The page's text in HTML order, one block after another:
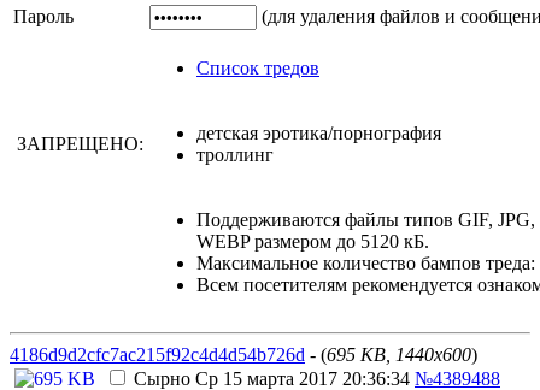
Пароль
(для удаления файлов и
Список тредов
ЗАПРЕЩЕНО:
детская эротика/порнография
троллинг
Поддерживаются файлы типов GIF,
WEBP размером до 5120 кБ.
Максимальное количество бампов треда:
Всем посетителям рекомендуется
4186d9d2cfc7ac215f92c4d4d54b726d - (695 KB, 1440x600)
Сырно Ср 15 марта 2017 20:36:34 №4389488